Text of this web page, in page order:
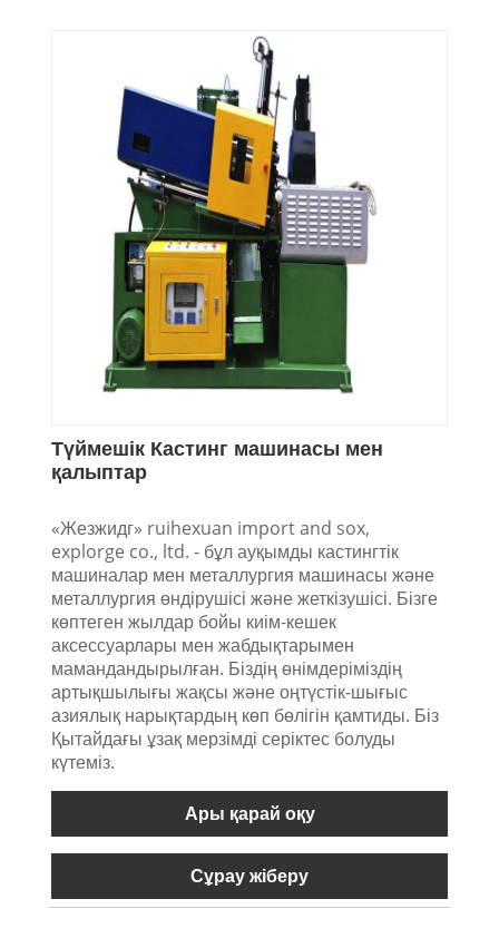
Түймешік Кастинг машинасы мен
қалыптар
«Жезжидг» ruihexuan import and sox,
explorge co., ltd. - бұл ауқымды кастингтік
машиналар мен металлургия машинасы және
металлургия өндірушісі және жеткізушісі. Бізге
көптеген жылдар бойы киім-кешек
аксессуарлары мен жабдықтарымен
мамандандырылған. Біздің өнімдеріміздің
артықшылығы жақсы және оңтүстік-шығыс
азиялық нарықтардың көп бөлігін қамтиды. Біз
Қытайдағы ұзақ мерзімді серіктес болуды
күтеміз.
Ары қарай оқу
Сұрау жіберу